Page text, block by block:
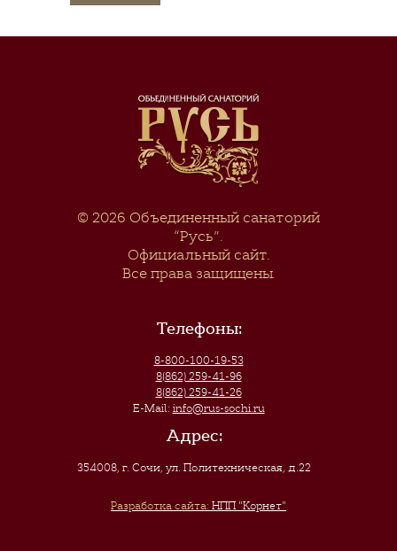
© 2026 Объединенный санаторий
“Русь”.
Официальный сайт.
Все права защищены.
Телефоны:
8-800-100-19-53
8(862) 259-41-96
8(862) 259-41-26
E-Mail: info@rus-sochi.ru
Адрес:
354008, г. Сочи,ул. Политехническая, д.22
Разработка сайта: НПП "Корнет"